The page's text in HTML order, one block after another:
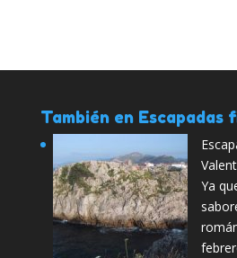
También en Escapadas
Ya